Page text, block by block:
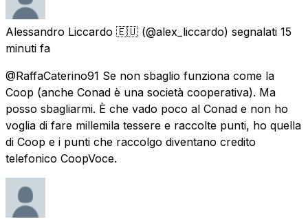
Alessandro Liccardo 🇪🇺 (@alex_liccardo) segnalati 15
minuti fa
@RaffaCaterino91 Se non sbaglio funziona come la
Coop (anche Conad è una società cooperativa). Ma
posso sbagliarmi. È che vado poco al Conad e non ho
voglia di fare millemila tessere e raccolte punti, ho quella
di Coop e i punti che raccolgo diventano credito
telefonico CoopVoce.